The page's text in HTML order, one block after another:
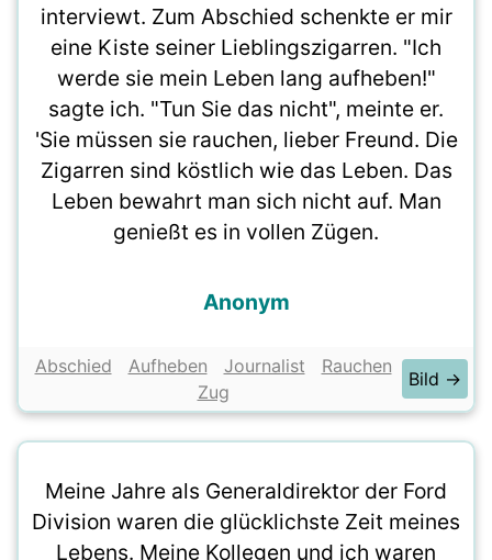
interviewt. Zum Abschied schenkte er mir
eine Kiste seiner Lieblingszigarren. "Ich
werde sie mein Leben lang aufheben!"
sagte ich. "Tun Sie das nicht", meinte er.
'Sie müssen sie rauchen, lieber Freund. Die
Zigarren sind köstlich wie das Leben. Das
Leben bewahrt man sich nicht auf. Man
genießt es in vollen Zügen.
Anonym
Abschied Aufheben Journalist
Rauchen
Zug
Bild →
Meine Jahre als Generaldirektor der Ford
Division waren die glücklichste Zeit meines
Lebens. Meine Kollegen und ich waren